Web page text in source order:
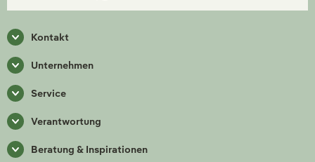
Kontakt
Unternehmen
Service
Verantwortung
Beratung & Inspirationen